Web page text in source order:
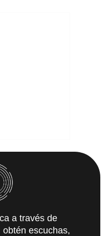
a través de
escuchas,